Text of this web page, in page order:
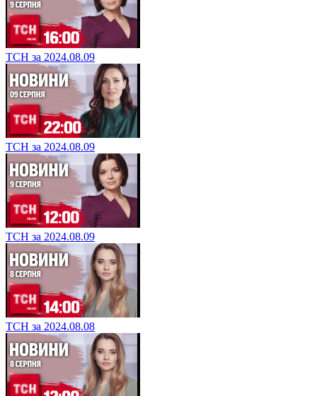
ТСН за 2024.08.09
ТСН за 2024.08.09
ТСН за 2024.08.09
ТСН за 2024.08.08